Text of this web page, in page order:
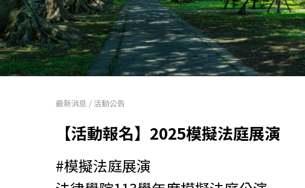
最新消息 / 活動公告
【活動報名】2025模擬法庭展演
#模擬法庭展演